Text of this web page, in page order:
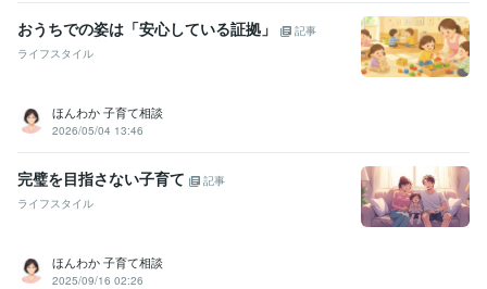
おうちでの姿は「安心している証拠」
記事
ライフスタイル
ほんわか 子育て相談
2026/05/04 13:46
完璧を目指さない子育て
記事
ライフスタイル
ほんわか 子育て相談
2025/09/16 02:26